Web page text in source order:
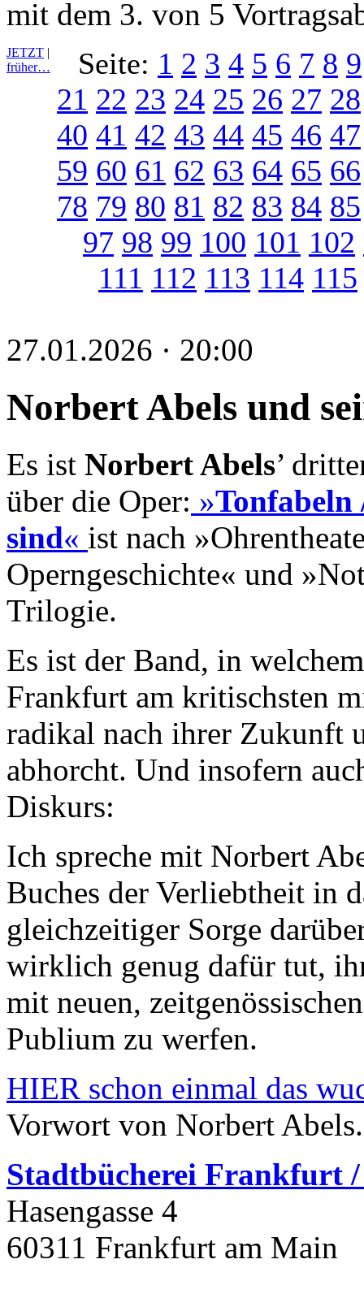
mit dem 3. von 5
JETZT |
früher…
Seite: 1 2 3 4 5 6 7 8 9
21 22 23 24 25 26 27 28
40 41 42 43 44 45 46 47
59 60 61 62 63 64 65 66
78 79 80 81 82 83 84 85
97 98 99 100 101 102
111 112 113 114 115
27.01.2026 · 20:00
Norbert Abels und
Es ist Norbert Abels’
über die Oper: »Tonfabeln
sind« ist nach
Operngeschichte« und
Trilogie.
Es ist der Band, in
Frankfurt am kritischsten
radikal nach ihrer Zukunft
abhorcht. Und insofern
Diskurs:
Ich spreche mit Norbert
Buches der Verliebtheit in
gleichzeitiger Sorge
wirklich genug dafür tut,
mit neuen,
Publium zu werfen.
HIER schon einmal das
Vorwort von Norbert Abels.
Stadtbücherei Frankfurt
Hasengasse 4
60311 Frankfurt am Main